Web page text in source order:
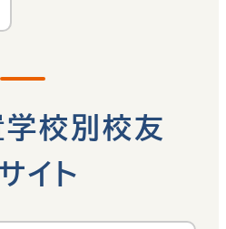
校別校友
イト